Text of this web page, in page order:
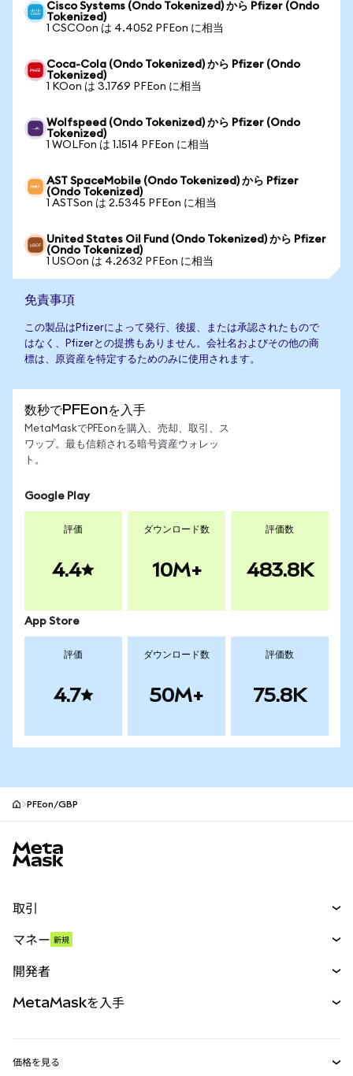
Cisco Systems (Ondo Tokenized) から Pfizer (Ondo
Tokenized)
1 CSCOon は 4.4052 PFEon に相当
Coca-Cola (Ondo Tokenized) から Pfizer (Ondo
Tokenized)
1 KOon は 3.1769 PFEon に相当
Wolfspeed (Ondo Tokenized) から Pfizer (Ondo
Tokenized)
1 WOLFon は 1.1514 PFEon に相当
AST SpaceMobile (Ondo Tokenized) から Pfizer
(Ondo Tokenized)
1 ASTSon は 2.5345 PFEon に相当
United States Oil Fund (Ondo Tokenized) から Pfizer
(Ondo Tokenized)
1 USOon は 4.2632 PFEon に相当
免責事項
この製品はPfizerによって発行、後援、または承認されたもので
はなく、Pfizerとの提携もありません。会社名およびその他の商
標は、原資産を特定するためのみに使用されます。
数秒でPFEonを入手
MetaMaskでPFEonを購入、売却、取引、ス
ワップ。最も信頼される暗号資産ウォレッ
ト。
Google Play
評価
4.4
ダウンロード数
10M+
評価数
483.8K
App Store
評価
4.7
ダウンロード数
50M+
評価数
75.8K
PFEon/GBP
取引
パーペチュアル
RWA
マネー 新規
開発者
MetaMaskを入手
価格を見る